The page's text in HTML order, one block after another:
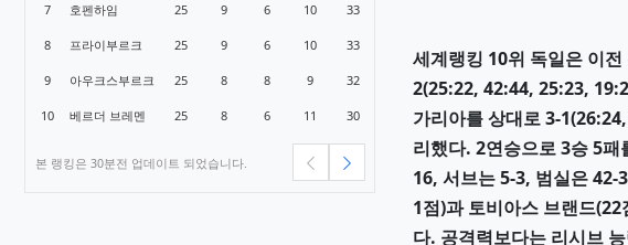
7 호펜하임 25 9 6 10 33
8 프라이부르크 25 9 6 10 33
9 아우크스부르크 25 8 8 9 32
10 베르더 브레멘 25 8 6 11 30
본 랭킹은 30분전 업데이트 되었습니다.